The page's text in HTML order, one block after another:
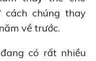
cách chúng thay
về trước.
có rất nhiều